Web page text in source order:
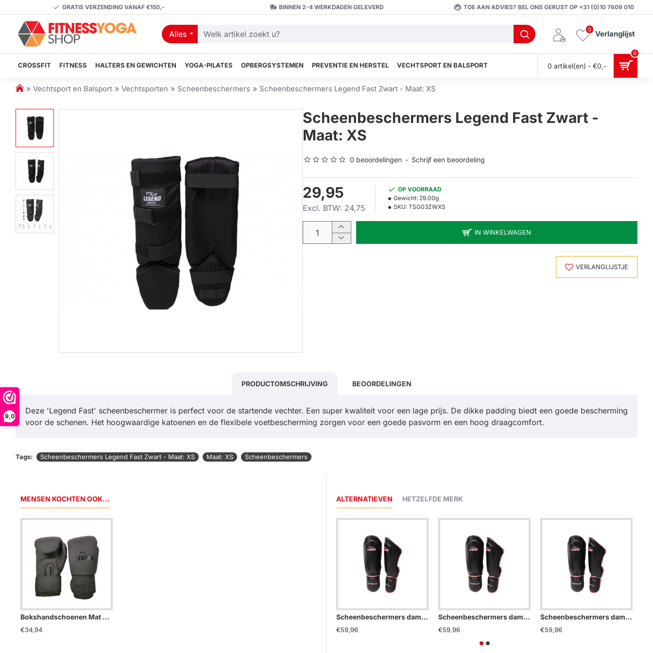
9,0
GRATIS VERZENDING VANAF €150,- BINNEN 2-4 WERKDAGEN GELEVERD TOE AAN ADVIES? BEL ONS GERUST OP +31 (0)10 7609 010
Alles
Welk
zoekt
Verlanglijst
0
CROSSFIT FITNESS HALTERS EN GEWICHTEN YOGA-PILATES OPBERGSYSTEMEN PREVENTIE EN HERSTEL VECHTSPORT EN BALSPORT 0 artikel(en) - €0,-
0
h
m
e
Vechtsport en Balsport Vechtsporten Scheenbeschermers Scheenbeschermers Legend Fast Zwart - Maat: XS
Scheenbeschermers Legend Fast Zwart -
Maat: XS
0 beoordelingen - Schrijf een beoordeling
29,95
Excl. BTW: 24,75
OP VOORRAAD
Gewicht: 29.00g
SKU: TSG03ZWXS
IN WINKELWAGEN
VERLANGLIJSTJE
PRODUCTOMSCHRIJVING BEOORDELINGEN
Deze 'Legend Fast' scheenbeschermer is perfect voor de startende vechter. Een super kwaliteit voor een lage prijs. De dikke padding biedt een goede bescherming
voor de schenen. Het hoogwaardige katoenen en de flexibele voetbescherming zorgen voor een goede pasvorm en een hoog draagcomfort.
Tags: Scheenbeschermers Legend Fast Zwart - Maat: XS Maat: XS Scheenbeschermers
MENSEN KOCHTEN OOK...
Bokshandschoenen Mat Zwart powerfit Protect - Maat: 8oz
€34,94
ALTERNATIEVEN HETZELFDE MERK
Scheenbeschermers dames Legend Best Roze - Maat: L
€59,96
Scheenbeschermers dames Legend Best Roze - Maat: M
€59,96
Scheenbeschermers dames Legend Best Roze - Maat: S
€59,96